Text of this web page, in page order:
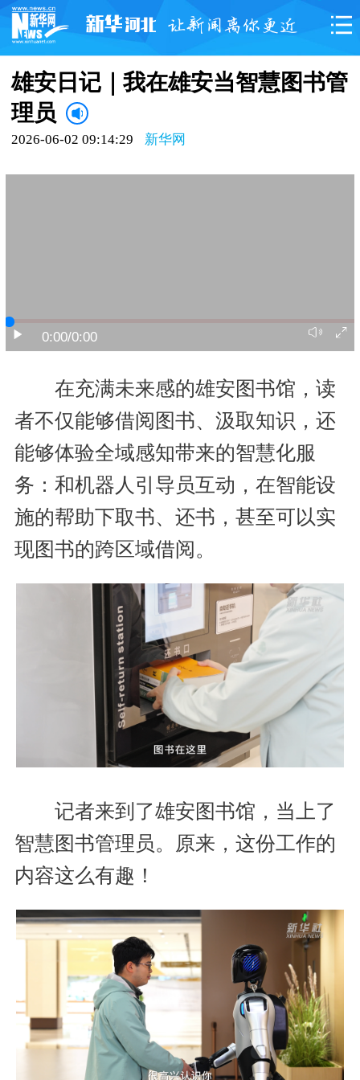
雄安日记｜我在雄安当智慧图书管
理员
2026-06-02 09:14:29 新华网
0:00/0:00
在充满未来感的雄安图书馆，读
者不仅能够借阅图书、汲取知识，还
能够体验全域感知带来的智慧化服
务：和机器人引导员互动，在智能设
施的帮助下取书、还书，甚至可以实
现图书的跨区域借阅。
记者来到了雄安图书馆，当上了
智慧图书管理员。原来，这份工作的
内容这么有趣！